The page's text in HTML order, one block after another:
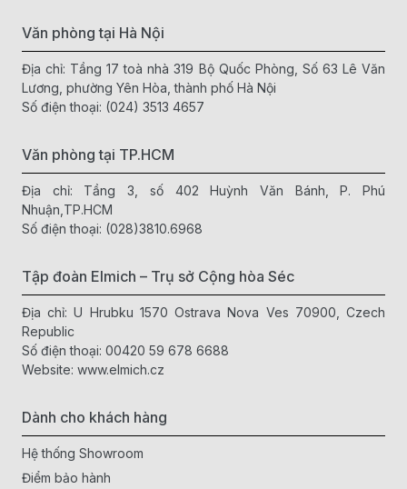
Văn phòng tại Hà Nội
Địa chỉ: Tầng 17 toà nhà 319 Bộ Quốc Phòng, Số 63 Lê Văn
Lương, phường Yên Hòa, thành phố Hà Nội
Số điện thoại: (024) 3513 4657
Văn phòng tại TP.HCM
Địa chỉ: Tầng 3, số 402 Huỳnh Văn Bánh, P. Phú
Nhuận,TP.HCM
Số điện thoại: (028)3810.6968
Tập đoàn Elmich – Trụ sở Cộng hòa Séc
Địa chỉ: U Hrubku 1570 Ostrava Nova Ves 70900, Czech
Republic
Số điện thoại: 00420 59 678 6688
Website: www.elmich.cz
Dành cho khách hàng
Hệ thống Showroom
Điểm bảo hành